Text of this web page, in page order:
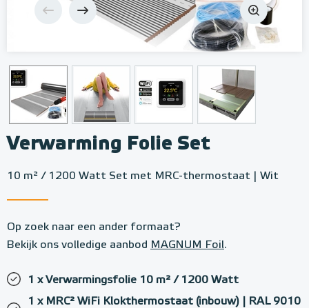
Verwarming Folie Set
10 m² / 1200 Watt Set met MRC-thermostaat | Wit
Op zoek naar een ander formaat?
Bekijk ons volledige aanbod MAGNUM Foil.
1 x Verwarmingsfolie 10 m² / 1200 Watt
1 x MRC² WiFi Klokthermostaat (inbouw) | RAL 9010